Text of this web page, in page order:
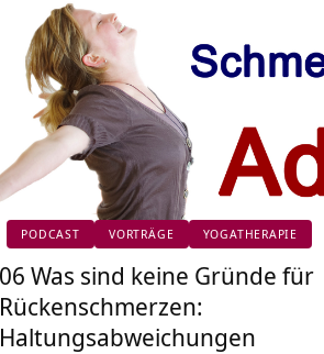
PODCAST VORTRÄGE YOGATHERAPIE
06 Was sind keine Gründe für
Rückenschmerzen:
Haltungsabweichungen